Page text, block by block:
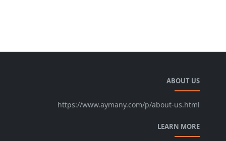
ABOUT US
https://www.aymany.com/p/about-us.html
LEARN MORE